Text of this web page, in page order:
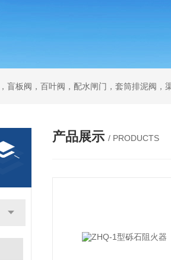
盲板阀，百叶阀，配水闸门，套筒排泥阀，
产品展示 / PRODUCTS